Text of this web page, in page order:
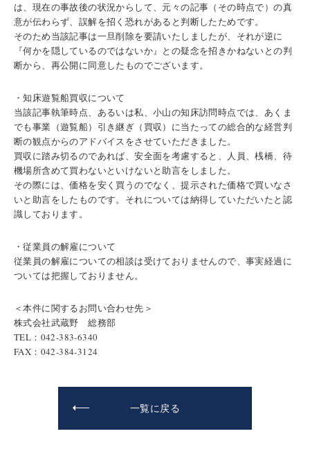
は、現在の事故後の状況からして、元々の記事（その時点で）の真
意が伝わらず、誤解を招く恐れがあると判断したためです。
そのため当該記事は一旦削除を要請いたしましたが、それが逆に
『何かを隠しているのではないか』との疑念を招きかねないとの判
断から、再公開に同意したものでございます。
・知床遊覧船買収について
当該記事執筆時点、あるいは私、小山の知床訪問時点では、あくま
でも事業（遊覧船）引き継ぎ（買収）に当たっての総合的な経営判
断の観点からのアドバイスをさせていただきました。
買収に踏み切るのであれば、安全面を考慮すると、人員、桟橋、待
機場所含めて買わないといけないと助言をしました。
その際には、価格を安く買うのでなく、提示された価格で買いなさ
いと助言をしたものです。それについては納得していただいたと認
識しております。
・従業員の解雇について
従業員の解雇についての相談は受けておりませんので、事実経過に
ついては把握しておりません。
＜本件に関するお問い合わせ先＞
株式会社武蔵野 総務部
TEL：042-383-6340
FAX：042-384-3124
一覧に戻る